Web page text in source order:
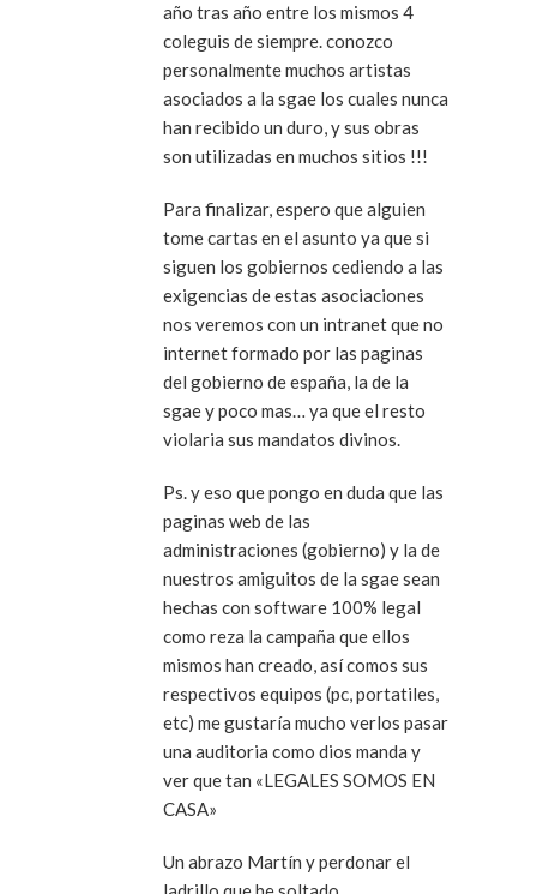
año tras año entre los mismos 4
coleguis de siempre. conozco
personalmente muchos artistas
asociados a la sgae los cuales nunca
han recibido un duro, y sus obras
son utilizadas en muchos sitios !!!
Para finalizar, espero que alguien
tome cartas en el asunto ya que si
siguen los gobiernos cediendo a las
exigencias de estas asociaciones
nos veremos con un intranet que no
internet formado por las paginas
del gobierno de españa, la de la
sgae y poco mas… ya que el resto
violaria sus mandatos divinos.
Ps. y eso que pongo en duda que las
paginas web de las
administraciones (gobierno) y la de
nuestros amiguitos de la sgae sean
hechas con software 100% legal
como reza la campaña que ellos
mismos han creado, así comos sus
respectivos equipos (pc, portatiles,
etc) me gustaría mucho verlos pasar
una auditoria como dios manda y
ver que tan «LEGALES SOMOS EN
CASA»
Un abrazo Martín y perdonar el